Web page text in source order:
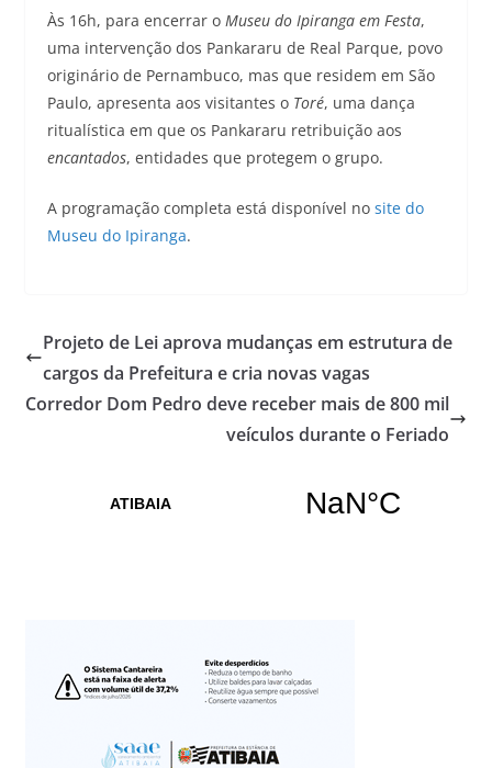
Às 16h, para encerrar o Museu do Ipiranga em Festa,
uma intervenção dos Pankararu de Real Parque, povo
originário de Pernambuco, mas que residem em São
Paulo, apresenta aos visitantes o Toré, uma dança
ritualística em que os Pankararu retribuição aos
encantados, entidades que protegem o grupo.
A programação completa está disponível no site do
Museu do Ipiranga.
Projeto de Lei aprova mudanças em estrutura de
cargos da Prefeitura e cria novas vagas
Corredor Dom Pedro deve receber mais de 800 mil
veículos durante o Feriado